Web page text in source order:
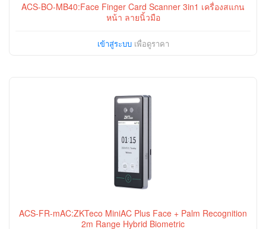
ACS-BO-MB40:Face Finger Card Scanner 3in1 เครื่องสแกน
หน้า ลายนิ้วมือ
เข้าสู่ระบบเพื่อดูราคา
ACS-FR-mAC:ZKTeco MiniAC Plus Face + Palm Recognition
2m Range Hybrid Biometric